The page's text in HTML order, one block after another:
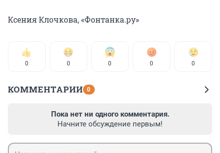
Ксения Клочкова, «Фонтанка.ру»
0 0 0 0 0
КОММЕНТАРИИ 0
Пока нет ни одного комментария.
Начните обсуждение первым!